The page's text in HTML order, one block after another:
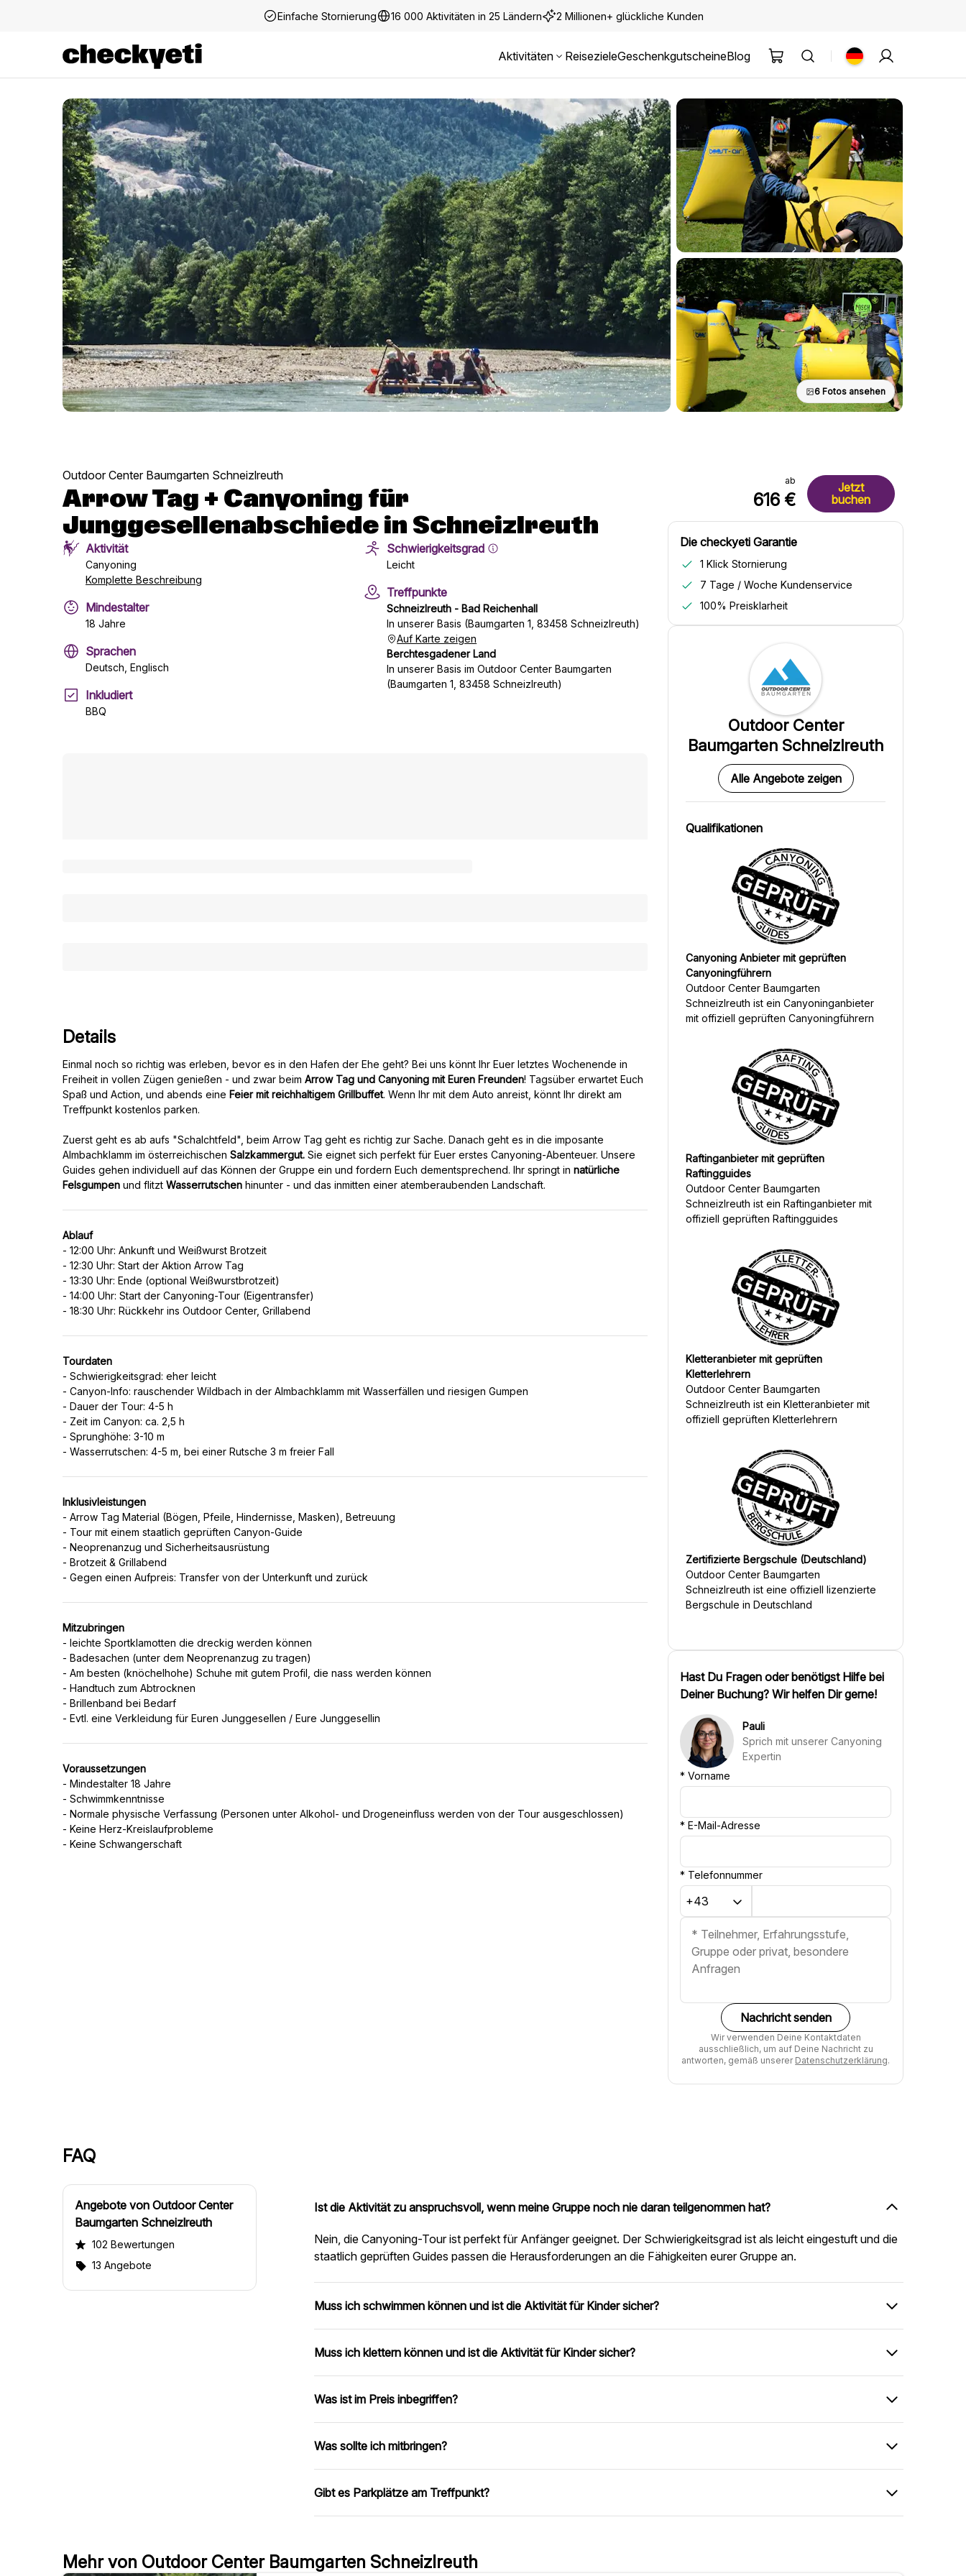
Einfache Stornierung 16 000 Aktivitäten in 25 Ländern 2 Millionen+ glückliche Kunden
Aktivitäten ReisezieleGeschenkgutscheineBlog
6 Fotos ansehen
Outdoor Center Baumgarten Schneizlreuth
Arrow Tag + Canyoning für
Junggesellenabschiede in Schneizlreuth
Aktivität
Canyoning
Komplette Beschreibung
Mindestalter
18 Jahre
Sprachen
Deutsch, Englisch
Inkludiert
BBQ
Schwierigkeitsgrad
Leicht
Treffpunkte
Schneizlreuth - Bad Reichenhall
In unserer Basis (Baumgarten 1, 83458 Schneizlreuth)
Auf Karte zeigen
Berchtesgadener Land
In unserer Basis im Outdoor Center Baumgarten
(Baumgarten 1, 83458 Schneizlreuth)
Details
Einmal noch so richtig was erleben, bevor es in den Hafen der Ehe geht? Bei uns könnt Ihr Euer letztes Wochenende in
Freiheit in vollen Zügen genießen - und zwar beim Arrow Tag und Canyoning mit Euren Freunden! Tagsüber erwartet Euch
Spaß und Action, und abends eine Feier mit reichhaltigem Grillbuffet. Wenn Ihr mit dem Auto anreist, könnt Ihr direkt am
Treffpunkt kostenlos parken.
Zuerst geht es ab aufs "Schalchtfeld", beim Arrow Tag geht es richtig zur Sache. Danach geht es in die imposante
Almbachklamm im österreichischen Salzkammergut. Sie eignet sich perfekt für Euer erstes Canyoning-Abenteuer. Unsere
Guides gehen individuell auf das Können der Gruppe ein und fordern Euch dementsprechend. Ihr springt in natürliche
Felsgumpen und flitzt Wasserrutschen
Ablauf
- 12:00 Uhr: Ankunft und Weißwurst Brotzeit
- 12:30 Uhr: Start der Aktion Arrow Tag
- 13:30 Uhr: Ende (optional Weißwurstbrotzeit)
- 14:00 Uhr: Start der Canyoning-Tour (Eigentransfer)
Tourdaten
- Schwierigkeitsgrad: eher leicht
- Canyon-Info: rauschender Wildbach in der Almbachklamm mit Wasserfällen und riesigen Gumpen
- Dauer der Tour: 4-5 h
- Zeit im Canyon: ca. 2,5 h
- Sprunghöhe: 3-10 m
Inklusivleistungen
- Arrow Tag Material (Bögen, Pfeile, Hindernisse, Masken), Betreuung
- Tour mit einem staatlich geprüften Canyon-Guide
- Neoprenanzug und Sicherheitsausrüstung
- Brotzeit & Grillabend
Mitzubringen
- leichte Sportklamotten die dreckig werden können
- Badesachen (unter dem Neoprenanzug zu tragen)
- Am besten (knöchelhohe) Schuhe mit gutem Profil, die nass werden können
- Handtuch zum Abtrocknen
- Brillenband bei Bedarf
Voraussetzungen
- Mindestalter 18 Jahre
- Schwimmkenntnisse
- Normale physische Verfassung (Personen unter Alkohol- und Drogeneinfluss werden von der Tour ausgeschlossen)
- Keine Herz-Kreislaufprobleme
- Keine Schwangerschaft
FAQ
Angebote von Outdoor Center
Baumgarten Schneizlreuth
102 Bewertungen
13 Angebote
Ist die Aktivität zu anspruchsvoll, wenn meine Gruppe noch nie daran teilgenommen hat?
Nein, die Canyoning-Tour ist perfekt für Anfänger geeignet. Der Schwierigkeitsgrad ist als leicht eingestuft und die
staatlich geprüften Guides passen die Herausforderungen an die Fähigkeiten eurer Gruppe an.
Muss ich schwimmen können und ist die Aktivität für Kinder sicher?
Muss ich klettern können und ist die Aktivität für Kinder sicher?
Was ist im Preis inbegriffen?
Was sollte ich mitbringen?
Gibt es Parkplätze am Treffpunkt?
ab
616 €
Jetzt
buchen
Die checkyeti Garantie
1 Klick Stornierung
7 Tage / Woche Kundenservice
100% Preisklarheit
Outdoor Center
Baumgarten Schneizlreuth
Alle Angebote zeigen
Qualifikationen
Canyoning Anbieter mit geprüften
Canyoningführern
Outdoor Center Baumgarten
Schneizlreuth ist ein Canyoninganbieter
mit offiziell geprüften Canyoningführern
Raftinganbieter mit geprüften
Raftingguides
Outdoor Center Baumgarten
Schneizlreuth ist ein Raftinganbieter mit
offiziell geprüften Raftingguides
Kletteranbieter mit geprüften
Kletterlehrern
Outdoor Center Baumgarten
Schneizlreuth ist ein Kletteranbieter mit
offiziell geprüften Kletterlehrern
Zertifizierte Bergschule (Deutschland)
Outdoor Center Baumgarten
Schneizlreuth ist eine offiziell lizenzierte
Bergschule in Deutschland
Hast Du Fragen oder benötigst Hilfe bei
Deiner Buchung? Wir helfen Dir gerne!
Pauli
Sprich mit unserer Canyoning
Expertin
*Vorname
*E-Mail-Adresse
* Telefonnummer
Nachricht senden
Wir verwenden Deine Kontaktdaten
ausschließlich, um auf Deine Nachricht zu
antworten, gemäß unserer Datenschutzerklärung.
Mehr von Outdoor Center Baumgarten Schneizlreuth